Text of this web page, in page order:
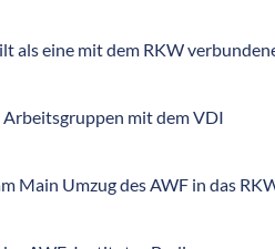
als eine mit dem RKW
Arbeitsgruppen mit dem VDI
Main Umzug des AWF in das